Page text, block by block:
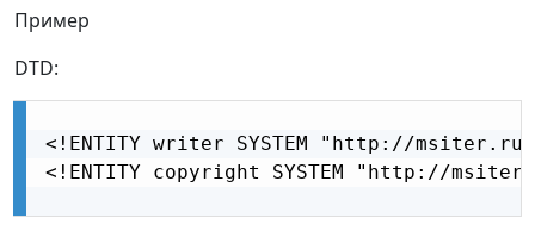
Пример
DTD:
<!ENTITY writer SYSTEM "http://
<!ENTITY copyright SYSTEM "http://